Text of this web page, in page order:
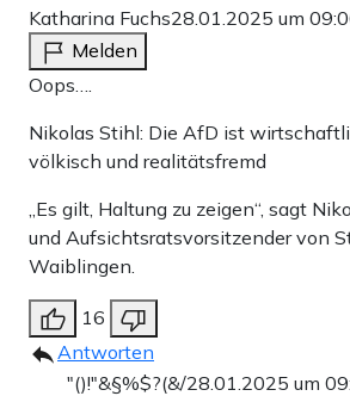
Katharina Fuchs28.01.2025 um
Melden
Oops….
Nikolas Stihl: Die AfD ist
völkisch und realitätsfremd
„Es gilt, Haltung zu zeigen“, sagt
und Aufsichtsratsvorsitzender von
Waiblingen.
16
Antworten
"()!"&§%$?(&/28.01.2025 um